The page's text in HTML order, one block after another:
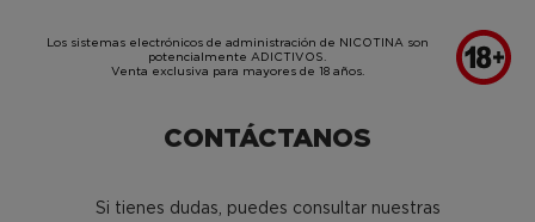
CONTÁCTANOS
Si tienes dudas, puedes consultar nuestras
Los sistemas electrónicos de administración de NICOTINA son
potencialmente ADICTIVOS.
Venta exclusiva para mayores de 18 años.